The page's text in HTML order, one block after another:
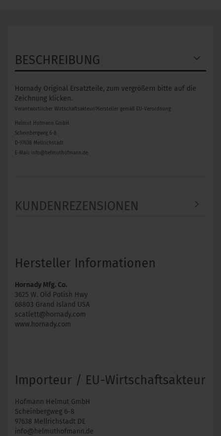
BESCHREIBUNG
Hornady Original Ersatzteile, zum vergrößern bitte auf die
Zeichnung klicken.
Verantwortlicher Wirtschaftsakteur/Hersteller gemäß EU-Verordnung
Helmut Hofmann GmbH
Scheinbergweg 6-8
D-97638 Mellrichstadt
E-Mail: info@helmuthofmann.de
KUNDENREZENSIONEN
Hersteller Informationen
Hornady Mfg. Co.
3625 W. Old Potish Hwy
68803 Grand Island USA
scatlett@hornady.com
www.hornady.com
Importeur / EU-Wirtschaftsakteur
Hofmann Helmut GmbH
Scheinbergweg 6-8
97638 Mellrichstadt DE
info@helmuthofmann.de